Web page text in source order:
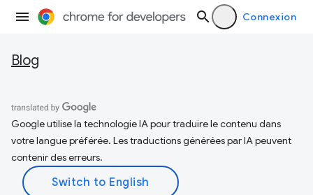
Connexion
Blog
Google utilise la technologie IA pour traduire le contenu dans
votre langue préférée. Les traductions générées par IA peuvent
contenir des erreurs.